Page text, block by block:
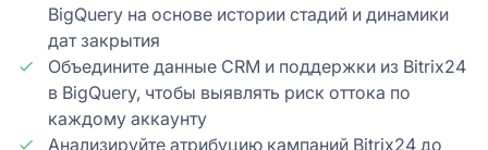
BigQuery на основе истории стадий и динамики
дат закрытия
Объедините данные CRM и поддержки из Bitrix24
в BigQuery, чтобы выявлять риск оттока по
каждому аккаунту
Анализируйте атрибуцию кампаний Bitrix24 до